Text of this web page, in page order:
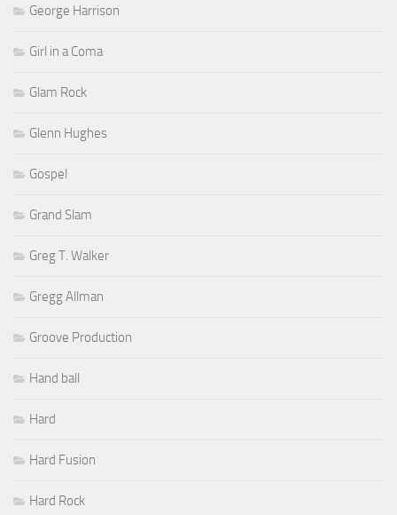
George Harrison
Girl in a Coma
Glam Rock
Glenn Hughes
Gospel
Grand Slam
Greg T. Walker
Gregg Allman
Groove Production
Hand ball
Hard
Hard Fusion
Hard Rock